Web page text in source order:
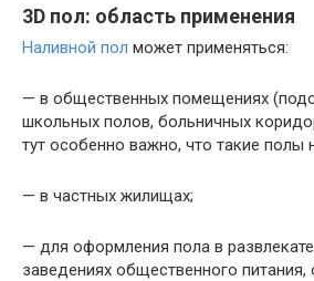
3D пол: область применения
Наливной пол может применяться:
— в общественных помещениях
школьных полов, больничных
тут особенно важно, что такие полы
— в частных жилищах;
— для оформления пола в
заведениях общественного